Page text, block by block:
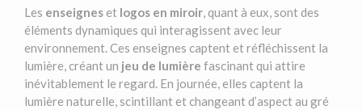
Les enseigneset logos en miroir, quant à eux, sont des
éléments dynamiques qui interagissent avec leur
environnement. Ces enseignes captent et réfléchissent la
lumière, créant un jeu de lumière fascinant qui attire
inévitablement le regard. En journée, elles captent la
lumière naturelle, scintillant et changeant d’aspect au gré